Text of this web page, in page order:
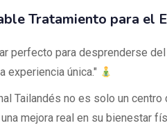
Tratamiento para el
perfecto para desprenderse
experiencia única."
Tailandés no es solo un
mejora real en su bienestar